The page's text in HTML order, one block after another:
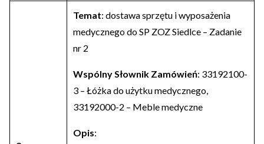
Temat: dostawa sprzętu i wyposażenia
medycznego do SP ZOZ Siedlce – Zadanie
nr 2
Wspólny Słownik Zamówień: 33192100-
3 – Łóżka do użytku medycznego,
33192000-2 – Meble medyczne
Opis: